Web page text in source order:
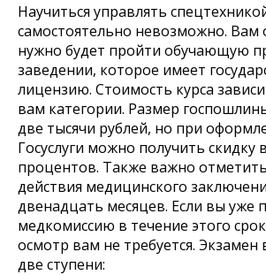
Научиться управлять
самостоятельно невозможно. Вам
нужно будет пройти обучающую
заведении, которое имеет
лицензию. Стоимость курса
вам категории. Размер
две тысячи рублей, но при
Госуслуги можно получить скидку
процентов. Также важно
действия медицинского
двенадцать месяцев. Если вы уже
медкомиссию в течение этого
осмотр вам не требуется. Экзамен
две ступени: